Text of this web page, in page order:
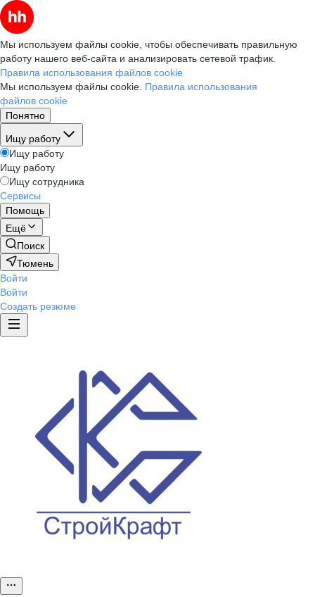
Мы используем файлы cookie, чтобы обеспечивать правильную
работу нашего веб-сайта и анализировать сетевой трафик.
Правила использования файлов cookie
Мы используем файлы cookie. Правила использования
файлов cookie
Понятно
Ищу работу
Ищу работу
Ищу работу
Ищу сотрудника
Сервисы
Помощь
Ещё
Поиск
Тюмень
Войти
Войти
Создать резюме